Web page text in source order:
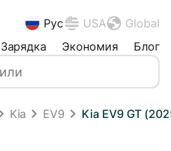
Рус USA
Global
Зарядка Экономия Блог
Kia EV9 Kia EV9 GT